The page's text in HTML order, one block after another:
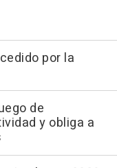
por la
de
y obliga a